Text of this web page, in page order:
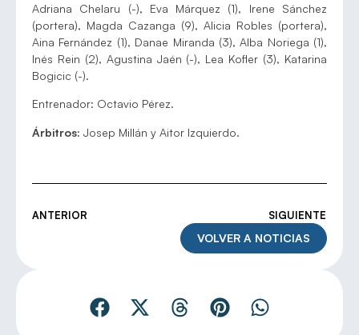
Adriana Chelaru (-), Eva Márquez (1), Irene Sánchez
(portera), Magda Cazanga (9), Alicia Robles (portera),
Aina Fernández (1), Danae Miranda (3), Alba Noriega (1),
Inés Rein (2), Agustina Jaén (-), Lea Kofler (3), Katarina
Bogicic (-).
Entrenador: Octavio Pérez.
Árbitros: Josep Millán y Aitor Izquierdo.
ANTERIOR SIGUIENTE
VOLVER A NOTICIAS